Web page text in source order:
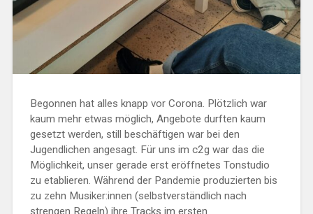
Begonnen hat alles knapp vor Corona. Plötzlich war
kaum mehr etwas möglich, Angebote durften kaum
gesetzt werden, still beschäftigen war bei den
Jugendlichen angesagt. Für uns im c2g war das die
Möglichkeit, unser gerade erst eröffnetes Tonstudio
zu etablieren. Während der Pandemie produzierten bis
zu zehn Musiker:innen (selbstverständlich nach
strengen Regeln) ihre Tracks im ersten...